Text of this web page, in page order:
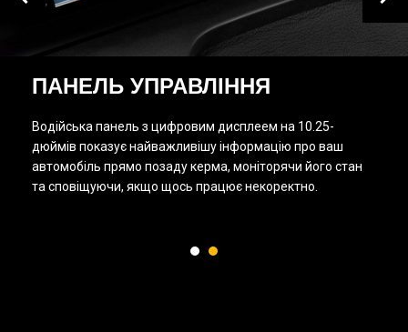
ПАНЕЛЬ УПРАВЛІННЯ
Водійська панель з цифровим дисплеем на 10.25-
дюймів показує найважливішу інформацію про ваш
автомобіль прямо позаду керма, моніторячи його стан
та сповіщуючи, якщо щось працює некоректно.